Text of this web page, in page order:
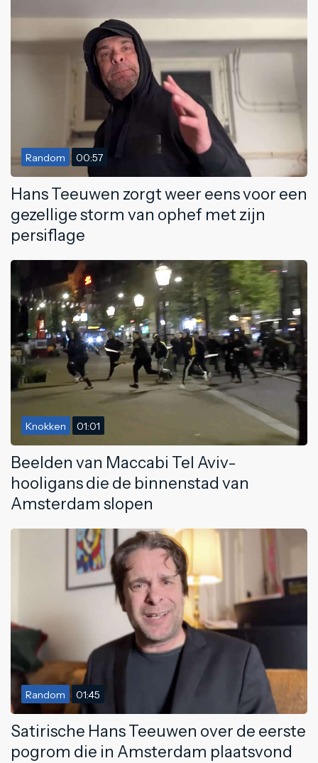
Random 00:57
Hans Teeuwen zorgt weer eens voor een
gezellige storm van ophef met zijn
persiflage
Knokken 01:01
Beelden van Maccabi Tel Aviv-
hooligans die de binnenstad van
Amsterdam slopen
Random 01:45
Satirische Hans Teeuwen over de eerste
pogrom die in Amsterdam plaatsvond